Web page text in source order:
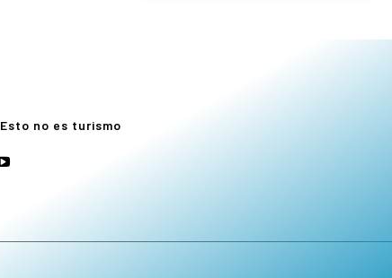
Esto no es turismo